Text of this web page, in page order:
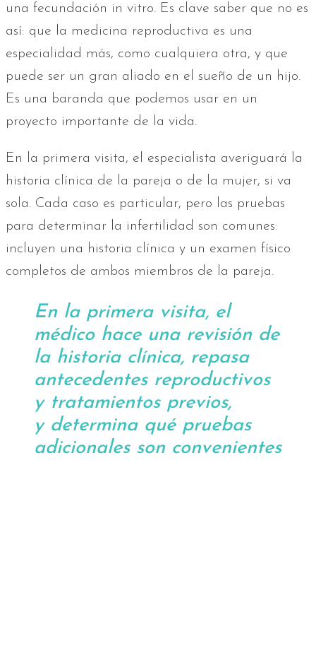
una fecundación in vitro. Es clave saber que no es
así: que la medicina reproductiva es una
especialidad más, como cualquiera otra, y que
puede ser un gran aliado en el sueño de un hijo.
Es una baranda que podemos usar en un
proyecto importante de la vida.
En la primera visita, el especialista averiguará la
historia clínica de la pareja o de la mujer, si va
sola. Cada caso es particular, pero las pruebas
para determinar la infertilidad son comunes:
incluyen una historia clínica y un examen físico
completos de ambos miembros de la pareja.
En la primera visita, el
médico hace una revisión de
la historia clínica, repasa
antecedentes reproductivos
y tratamientos previos,
y determina qué pruebas
adicionales son convenientes